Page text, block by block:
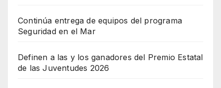
Continúa entrega de equipos del programa
Seguridad en el Mar
Definen a las y los ganadores del Premio Estatal
de las Juventudes 2026